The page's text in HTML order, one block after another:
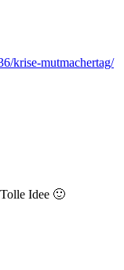
krise-mutmachertag/
Idee 🙂